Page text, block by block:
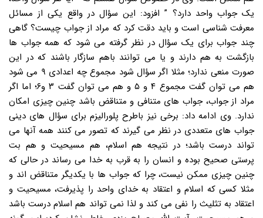
یک جواب واحد دارد؟ ” افزود: این سؤال در واقع یکی از مسائل
معرفت شناسی است و باید دقت کرد که مراد از جواب چیست؟ گاهی
چند جواب برای یک سؤال در نظر گرفته می شود که همه جواب ها
بازگشت به هم دارند و یا می توانند باهم سازگار باشند که در این
صورت منعی ندارد؛ مثلا اگر سؤال شود مجموع چه اعدادی ۹ می شود
هم می توان گفت مجموع ۴ و ۵ و هم می توان گفت ۳ و۶؛ اما اگر
مراد از جواب، جواب های متنافی و متناقض باشد چنین چیزی امکان
ندارد. وی ادامه داد: برخی نیز باطرح پلورالیزم برای سؤال های دینی
جواب های متعددی در نظر می گیرند که تصور می کنند همه آنها می
تواند درست باشد؛ در نتیجه هم اسلام، هم مسیحیت و هم بت
پرستی صحیح بوده و انسان را به قرب به خدا می رساند در حالی که
چنین چیزی ممکن نیست، چرا که جواب ها با یکدیگر متناقض اند و
مثلا کسی که اسلام و اعتقاد به خدای واحد را پذیرفت، مسیحیت و
اعتقاد به تثلیث را نفی می کند و لذا نمی تواند هم اسلام درست باشد